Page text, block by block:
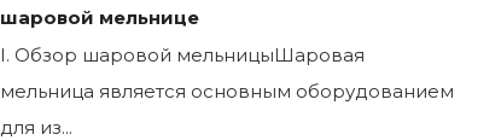
шаровой мельнице
I. Обзор шаровой мельницыШаровая
мельница является основным оборудованием
для из...